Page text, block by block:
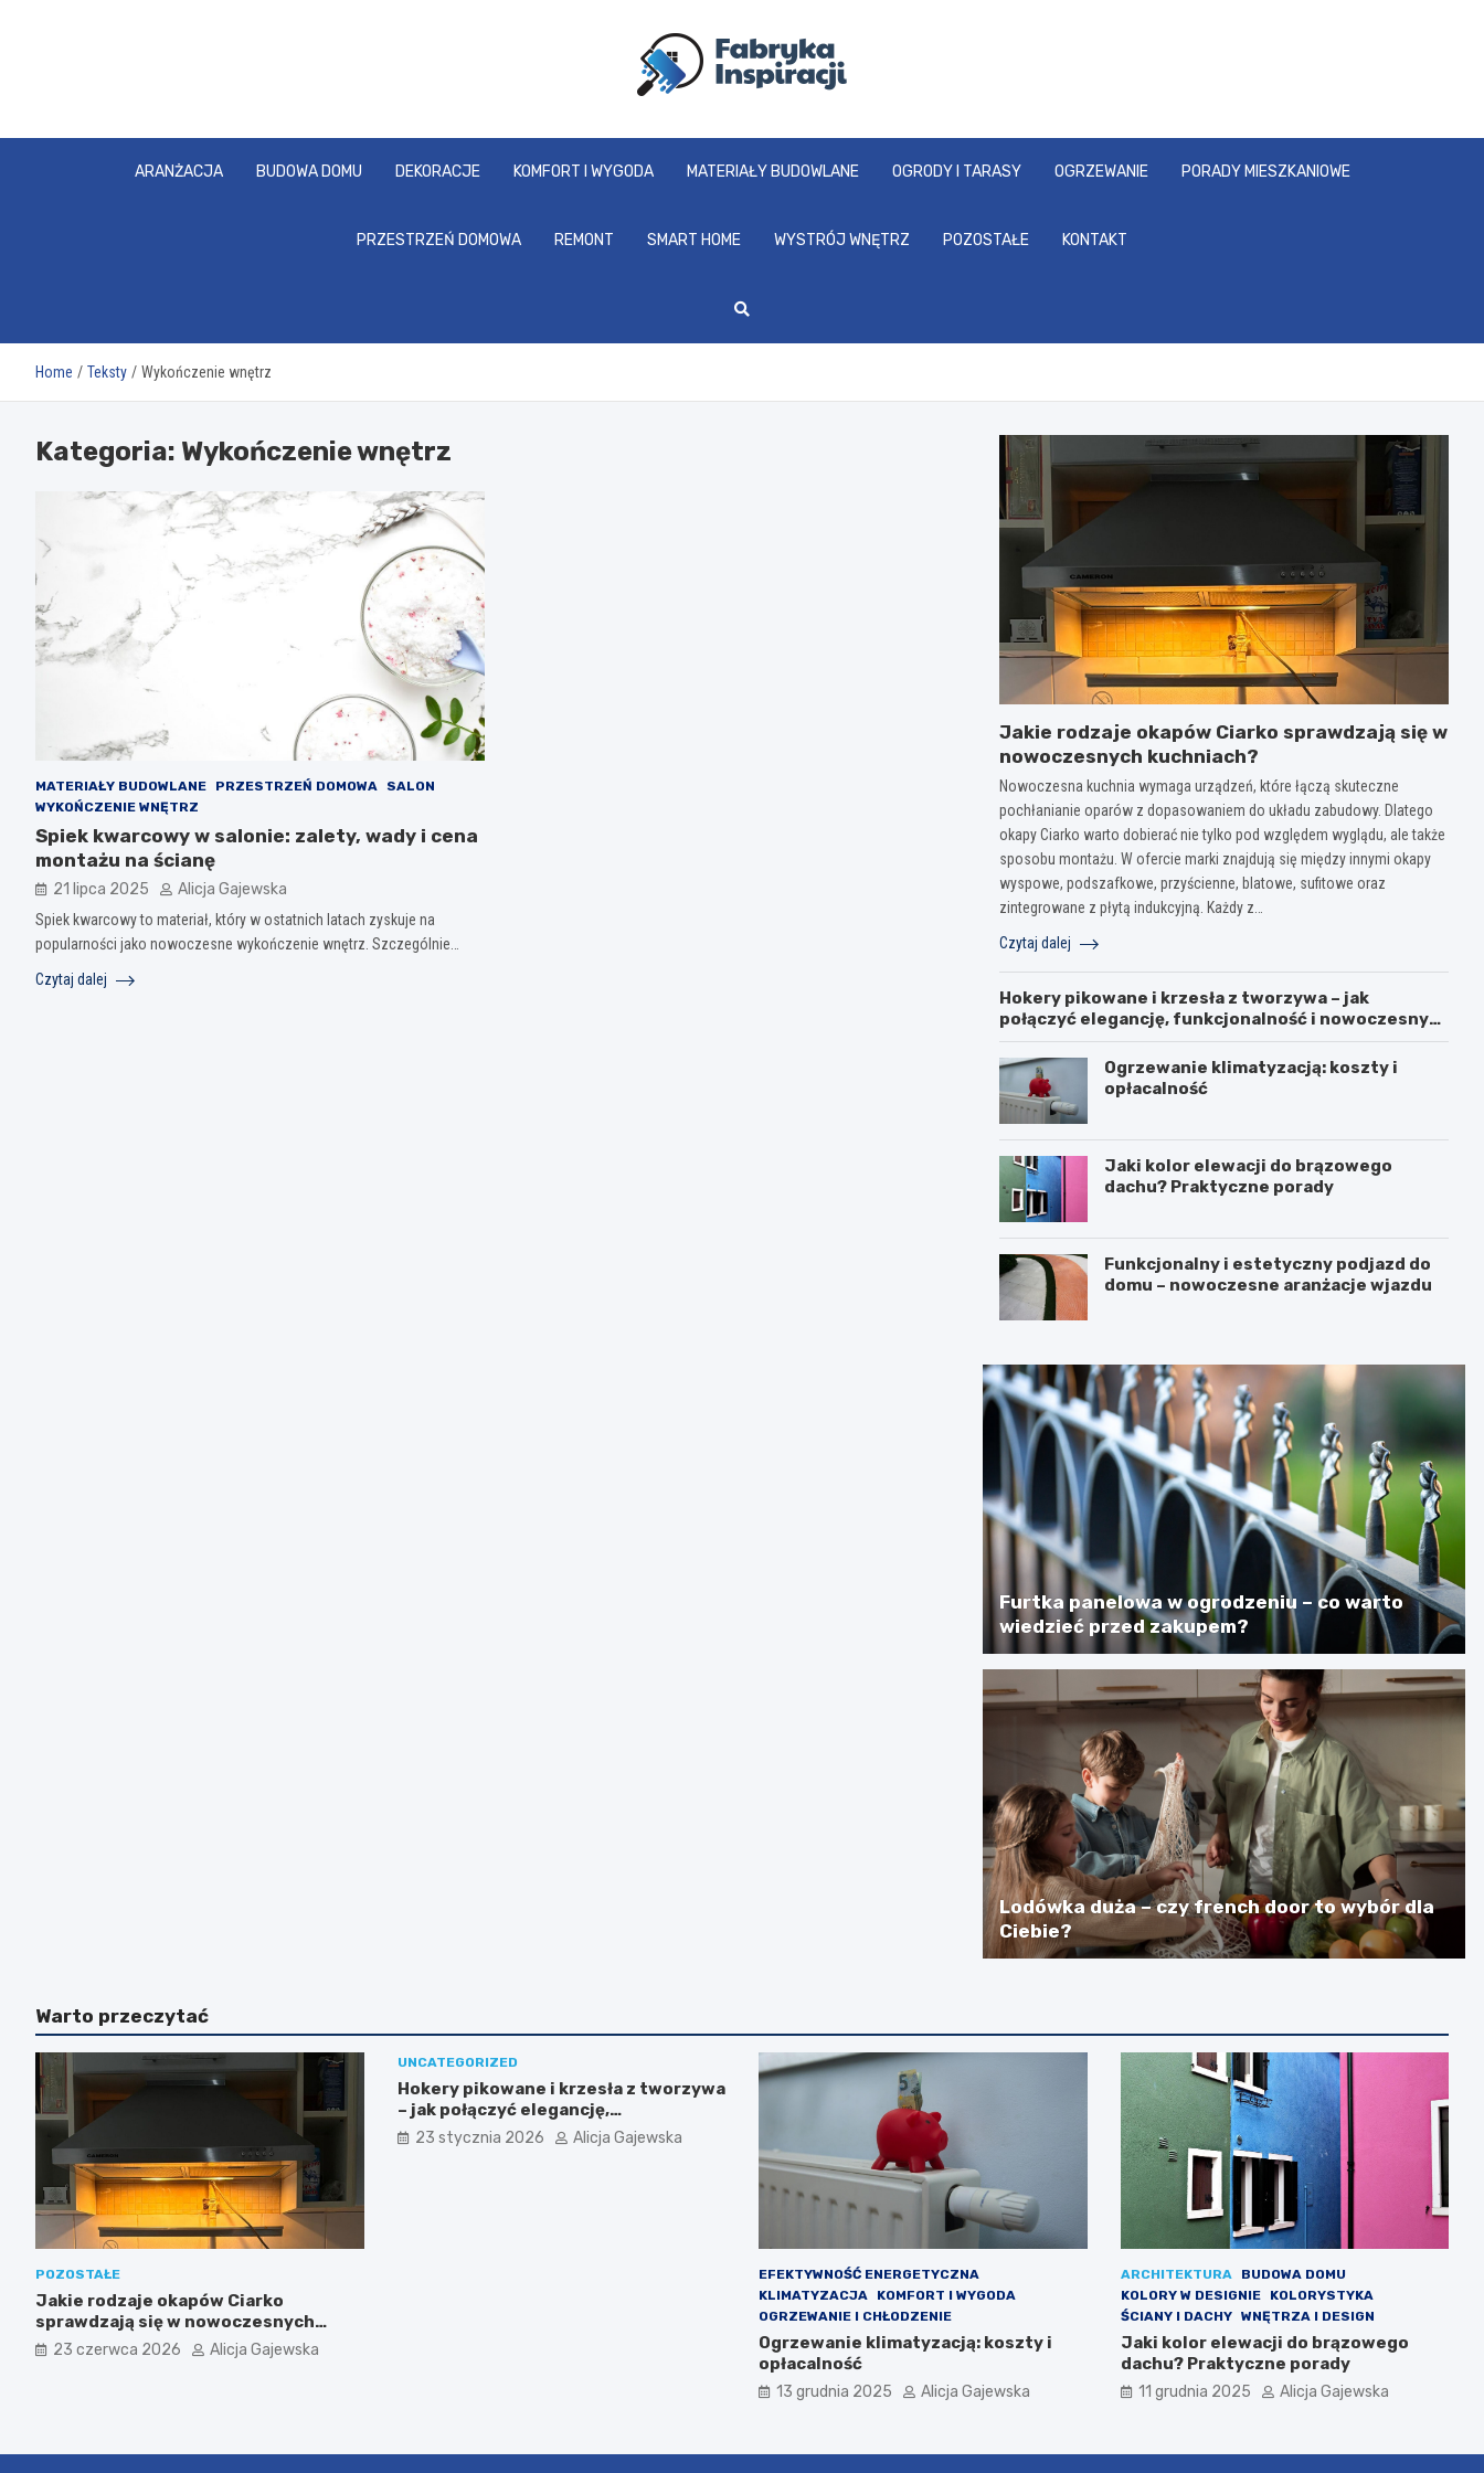
fabrykainspiracji.pl
ARANŻACJA BUDOWA DOMU DEKORACJE KOMFORT I WYGODA MATERIAŁY BUDOWLANE OGRODY I TARASY OGRZEWANIE PORADY MIESZKANIOWE
PRZESTRZEŃ DOMOWA REMONT SMART HOME WYSTRÓJ WNĘTRZ POZOSTAŁE KONTAKT
Home Teksty Wykończenie wnętrz
Kategoria: Wykończenie wnętrz
MATERIAŁY BUDOWLANE PRZESTRZEŃ DOMOWA
SALON
WYKOŃCZENIE WNĘTRZ
Spiek kwarcowy w salonie: zalety, wady i cena
montażu na ścianę
21 lipca 2025 Alicja Gajewska
Spiek kwarcowy to materiał, który w ostatnich latach zyskuje na
popularności jako nowoczesne wykończenie wnętrz. Szczególnie…
Czytaj dalej
Jakie rodzaje okapów Ciarko sprawdzają się w
nowoczesnych kuchniach?
Nowoczesna kuchnia wymaga urządzeń, które łączą skuteczne
pochłanianie oparów z dopasowaniem do układu zabudowy. Dlatego
okapy Ciarko warto dobierać nie tylko pod względem wyglądu, ale także
sposobu montażu. W ofercie marki znajdują się między innymi okapy
wyspowe, podszafkowe, przyścienne, blatowe, sufitowe oraz
zintegrowane z płytą indukcyjną. Każdy z…
Czytaj dalej
Hokery pikowane i krzesła z tworzywa – jak
połączyć elegancję, funkcjonalność i nowoczesny
design we wnętrzu?
Ogrzewanie klimatyzacją: koszty i
opłacalność
Jaki kolor elewacji do brązowego
dachu? Praktyczne porady
Funkcjonalny i estetyczny podjazd do
domu – nowoczesne aranżacje wjazdu
Furtka panelowa w ogrodzeniu – co warto
wiedzieć przed zakupem?
Lodówka duża – czy french door to wybór dla
Ciebie?
Warto przeczytać
POZOSTAŁE
Jakie rodzaje okapów Ciarko
sprawdzają się w nowoczesnych
kuchniach?
23 czerwca 2026 Alicja Gajewska
UNCATEGORIZED
Hokery pikowane i krzesła z tworzywa
– jak połączyć elegancję,
funkcjonalność i nowoczesny design
we wnętrzu?
23 stycznia 2026 Alicja Gajewska
EFEKTYWNOŚĆ ENERGETYCZNA
KLIMATYZACJA
KOMFORT I WYGODA
OGRZEWANIE I CHŁODZENIE
Ogrzewanie klimatyzacją: koszty i
opłacalność
13 grudnia 2025 Alicja Gajewska
ARCHITEKTURA
BUDOWA DOMU
KOLORY W DESIGNIE
KOLORYSTYKA
ŚCIANY I DACHY
WNĘTRZA I DESIGN
Jaki kolor elewacji do brązowego
dachu? Praktyczne porady
11 grudnia 2025 Alicja Gajewska